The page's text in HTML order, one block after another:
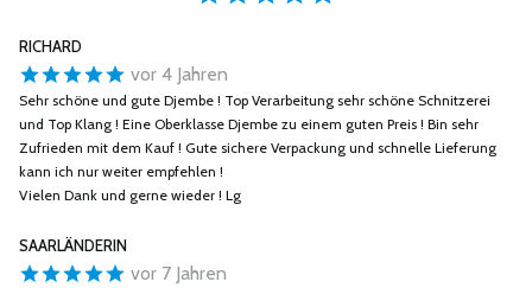
RICHARD
vor 4 Jahren
Sehr schöne und gute Djembe ! Top Verarbeitung sehr schöne Schnitzerei
und Top Klang ! Eine Oberklasse Djembe zu einem guten Preis ! Bin sehr
Zufrieden mit dem Kauf ! Gute sichere Verpackung und schnelle Lieferung
kann ich nur weiter empfehlen !
Vielen Dank und gerne wieder ! Lg
SAARLÄNDERIN
vor 7 Jahren